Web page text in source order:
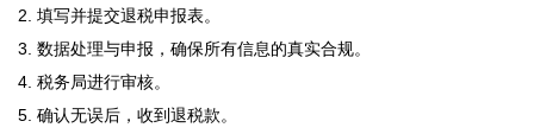
2. 填写并提交退税申报表。
3. 数据处理与申报，确保所有信息的真实合规。
4. 税务局进行审核。
5. 确认无误后，收到退税款。